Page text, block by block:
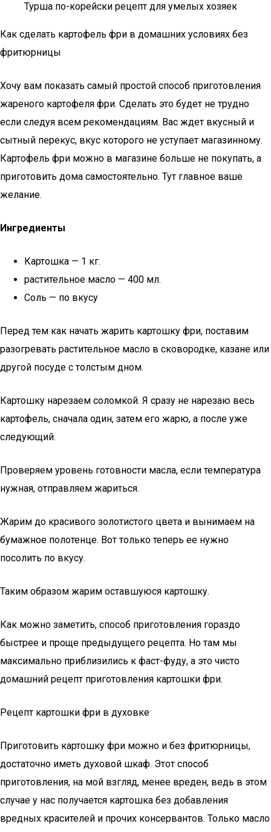
Турша по-корейски рецепт для умелых хозяек
Как сделать картофель фри в домашних условиях без
фритюрницы
Хочу вам показать самый простой способ приготовления
жареного картофеля фри. Сделать это будет не трудно
если следуя всем рекомендациям. Вас ждет вкусный и
сытный перекус, вкус которого не уступает магазинному.
Картофель фри можно в магазине больше не покупать, а
приготовить дома самостоятельно. Тут главное ваше
желание.
Ингредиенты
Картошка — 1 кг.
растительное масло — 400 мл.
Соль — по вкусу
Перед тем как начать жарить картошку фри, поставим
разогревать растительное масло в сковородке, казане или
другой посуде с толстым дном.
Картошку нарезаем соломкой. Я сразу не нарезаю весь
картофель, сначала один, затем его жарю, а после уже
следующий.
Проверяем уровень готовности масла, если температура
нужная, отправляем жариться.
Жарим до красивого золотистого цвета и вынимаем на
бумажное полотенце. Вот только теперь ее нужно
посолить по вкусу.
Таким образом жарим оставшуюся картошку.
Как можно заметить, способ приготовления гораздо
быстрее и проще предыдущего рецепта. Но там мы
максимально приблизились к фаст-фуду, а это чисто
домашний рецепт приготовления картошки фри.
Рецепт картошки фри в духовке
Приготовить картошку фри можно и без фритюрницы,
достаточно иметь духовой шкаф. Этот способ
приготовления, на мой взгляд, менее вреден, ведь в этом
случае у нас получается картошка без добавления
вредных красителей и прочих консервантов. Только масло